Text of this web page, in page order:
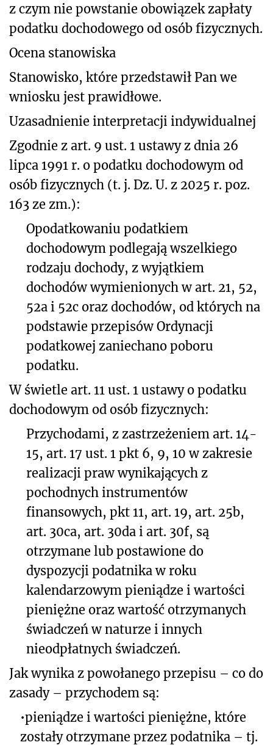
z czym nie powstanie obowiązek zapłaty
podatku dochodowego od osób fizycznych.
Ocena stanowiska
Stanowisko, które przedstawił Pan we
wniosku jest prawidłowe.
Uzasadnienie interpretacji indywidualnej
Zgodnie z art. 9 ust. 1 ustawy z dnia 26
lipca 1991 r. o podatku dochodowym od
osób fizycznych (t. j. Dz. U. z 2025 r. poz.
163 ze zm.):
Opodatkowaniu podatkiem
dochodowym podlegają wszelkiego
rodzaju dochody, z wyjątkiem
dochodów wymienionych w art. 21, 52,
52a i 52c oraz dochodów, od których na
podstawie przepisów Ordynacji
podatkowej zaniechano poboru
podatku.
W świetle art. 11 ust. 1 ustawy o podatku
dochodowym od osób fizycznych:
Przychodami, z zastrzeżeniem art. 14-
15, art. 17 ust. 1 pkt 6, 9, 10 w zakresie
realizacji praw wynikających z
pochodnych instrumentów
finansowych, pkt 11, art. 19, art. 25b,
art. 30ca, art. 30da i art. 30f, są
otrzymane lub postawione do
dyspozycji podatnika w roku
kalendarzowym pieniądze i wartości
pieniężne oraz wartość otrzymanych
świadczeń w naturze i innych
nieodpłatnych świadczeń.
Jak wynika z powołanego przepisu – co do
zasady – przychodem są:
•pieniądze i wartości pieniężne, które
zostały otrzymane przez podatnika – tj.